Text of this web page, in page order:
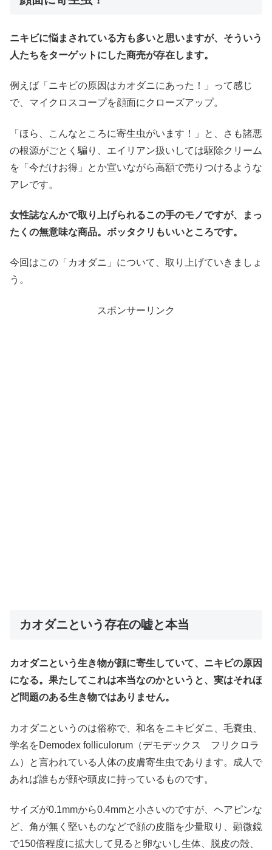
ニキビに悩まされている方も多いと思いますが、そういう
人たちをターゲットにした商売が存在します。
例えば「ニキビの原因はカオダニにあった！」って感じ
で、マイクロスコープを顔面にクローズアップ。
「ほら、こんなところに寄生虫がいます！」と、さも諸悪
の根源がごとく騙り、エイリアン扱いしては駆除クリーム
を「今だけお得」とか宣いながら高額で売りつけるような
アレです。
女性誌なんかで取り上げられるこの手のモノですが、まっ
たくの無意味な商品。ボッタクリもいいところです。
今回はこの「カオダニ」について、取り上げていきましょ
う。
スポンサーリンク
カオダニという存在の嘘と本当
カオダニという生き物が顔に寄生していて、ニキビの原因
になる。果たしてこれは本当なのかというと、実はそれほ
ど問題のある生き物ではありません。
カオダニというのは俗称で、和名をニキビダニ、毛嚢虫、
学名をDemodex folliculorum（デモデックス フリクロラ
ム）と言われている人体の皮膚寄生虫であります。成人で
あれば誰もが顔や頭皮に持っているものです。
サイズが0.1mmから0.4mmと小さいのですが、ヘアピンな
ど、角が無く堅いものなどで顔の皮脂を少量取り、顕微鏡
で150倍程度に拡大して見ると卵ないし生体、脱皮の殻、